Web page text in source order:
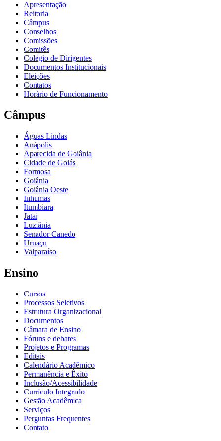
Apresentação
Reitoria
Câmpus
Conselhos
Comissões
Comitês
Colégio de Dirigentes
Documentos Institucionais
Eleições
Contatos
Horário de Funcionamento
Câmpus
Águas Lindas
Anápolis
Aparecida de Goiânia
Cidade de Goiás
Formosa
Goiânia
Goiânia Oeste
Inhumas
Itumbiara
Jataí
Luziânia
Senador Canedo
Uruaçu
Valparaíso
Ensino
Cursos
Processos Seletivos
Estrutura Organizacional
Documentos
Câmara de Ensino
Fóruns e debates
Projetos e Programas
Editais
Calendário Acadêmico
Permanência e Êxito
Inclusão/Acessibilidade
Currículo Integrado
Gestão Acadêmica
Serviços
Perguntas Frequentes
Contato